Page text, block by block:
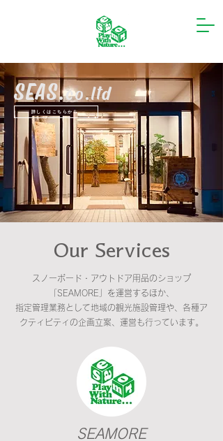
SEAS.co.ltd
詳しくはこちらから
Our Services
​ スノーボード・アウトドア用品のショップ
「SEAMORE」を運営するほか、
指定管理業務として地域の観光施設管理や、各種ア
クティビティの企画立案、運営も行っています。
​SEAMORE